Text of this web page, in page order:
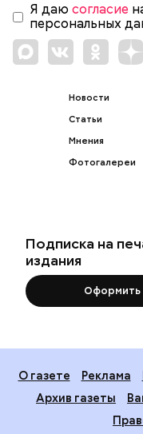
Я даю согласие
персональных
Новости
Статьи
Мнения
Фотогалереи
Подписка на
издания
Оформить
О газете Реклама
Архив газеты